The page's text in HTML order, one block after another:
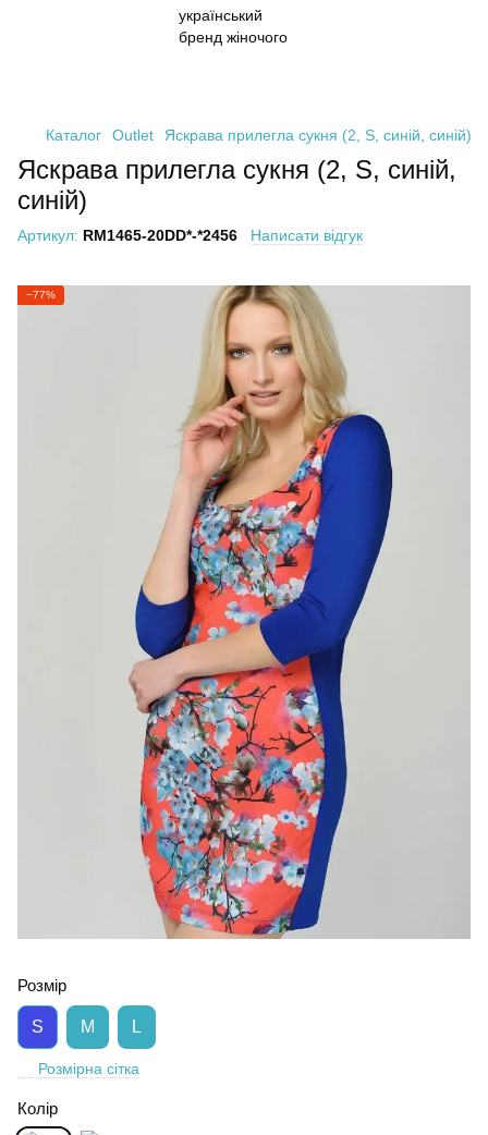
Каталог Outlet Яскрава прилегла сукня (2, S, синій, синій)
Яскрава прилегла сукня (2, S, синій,
синій)
Артикул: RM1465-20DD*-*2456 Написати відгук
−77%
Розмір
S M L
Розмірна сітка
Колір